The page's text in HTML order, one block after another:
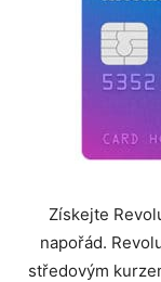
Získejte
napořád.
středovým